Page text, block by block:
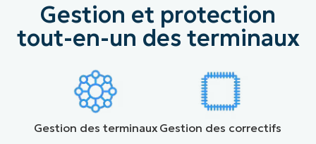
Gestion et protection
tout-en-un des terminaux
Gestion des terminaux Gestion des correctifs